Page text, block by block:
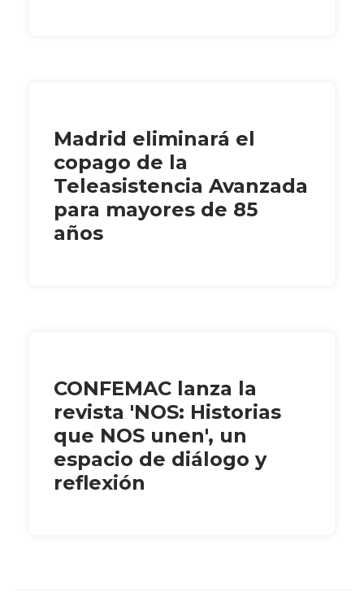
Madrid eliminará el
copago de la
Teleasistencia Avanzada
para mayores de 85
años
CONFEMAC lanza la
revista 'NOS: Historias
que NOS unen', un
espacio de diálogo y
reflexión